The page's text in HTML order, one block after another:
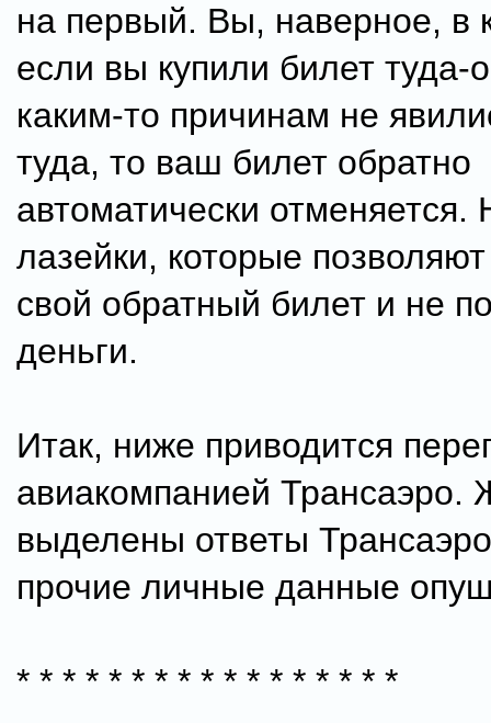
на первый. Вы, наверное, в
если вы купили билет туда-
каким-то причинам не
туда, то ваш билет обратно
автоматически отменяется.
лазейки, которые позволяют
свой обратный билет и не
деньги.
Итак, ниже приводится
авиакомпанией
выделены ответы
прочие личные данные
* * * * * * * * * * * * * * * * *